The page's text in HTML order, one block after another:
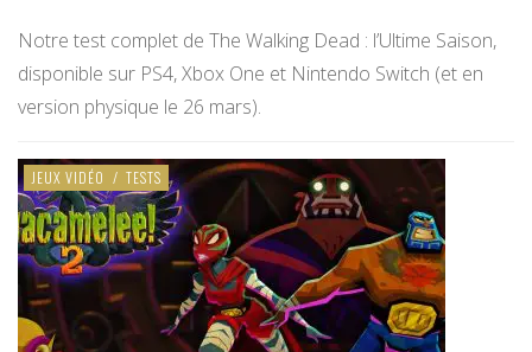
Notre test complet de The Walking Dead : l’Ultime Saison,
disponible sur PS4, Xbox One et Nintendo Switch (et en
version physique le 26 mars).
JEUX VIDÉO / TESTS